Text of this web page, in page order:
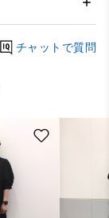
チャットで質問